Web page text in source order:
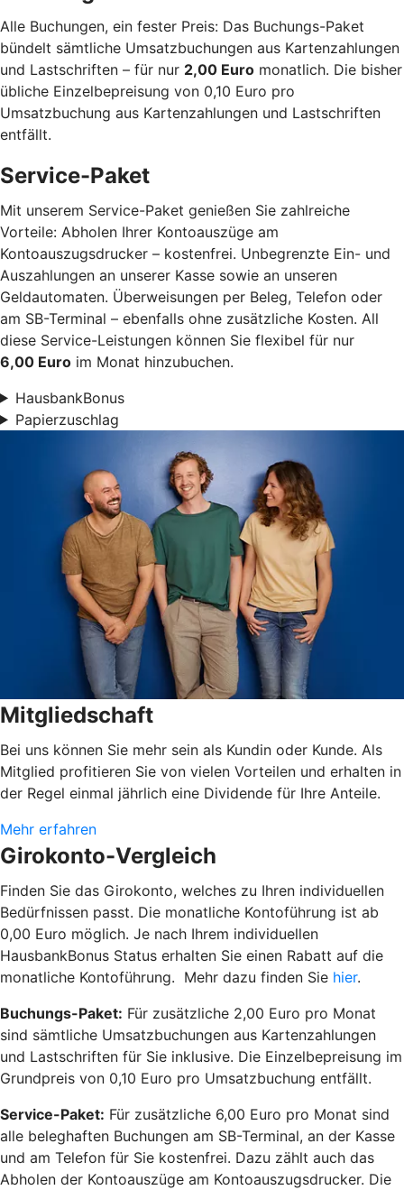
Alle Buchungen, ein fester Preis: Das Buchungs-Paket
bündelt sämtliche Umsatzbuchungen aus Kartenzahlungen
und Lastschriften – für nur 2,00 Euro monatlich. Die bisher
übliche Einzelbepreisung von 0,10 Euro pro
Umsatzbuchung aus Kartenzahlungen und Lastschriften
entfällt.
Service-Paket
Mit unserem Service-Paket genießen Sie zahlreiche
Vorteile: Abholen Ihrer Kontoauszüge am
Kontoauszugsdrucker – kostenfrei. Unbegrenzte Ein- und
Auszahlungen an unserer Kasse sowie an unseren
Geldautomaten. Überweisungen per Beleg, Telefon oder
am SB-Terminal – ebenfalls ohne zusätzliche Kosten. All
diese Service-Leistungen können Sie flexibel für nur
6,00 Euro im Monat hinzubuchen.
HausbankBonus
Papierzuschlag
Mitgliedschaft
Bei uns können Sie mehr sein als Kundin oder Kunde. Als
Mitglied profitieren Sie von vielen Vorteilen und erhalten in
der Regel einmal jährlich eine Dividende für Ihre Anteile.
Mehr erfahren
Girokonto-Vergleich
Finden Sie das Girokonto, welches zu Ihren individuellen
Bedürfnissen passt. Die monatliche Kontoführung ist ab
0,00 Euro möglich. Je nach Ihrem individuellen
HausbankBonus Status erhalten Sie einen Rabatt auf die
monatliche Kontoführung. Mehr dazu finden Sie hier.
Buchungs-Paket: Für zusätzliche 2,00 Euro pro Monat
sind sämtliche Umsatzbuchungen aus Kartenzahlungen
und Lastschriften für Sie inklusive. Die Einzelbepreisung im
Grundpreis von 0,10 Euro pro Umsatzbuchung entfällt.
Service-Paket: Für zusätzliche 6,00 Euro pro Monat sind
alle beleghaften Buchungen am SB-Terminal, an der Kasse
und am Telefon für Sie kostenfrei. Dazu zählt auch das
Abholen der Kontoauszüge am Kontoauszugsdrucker. Die